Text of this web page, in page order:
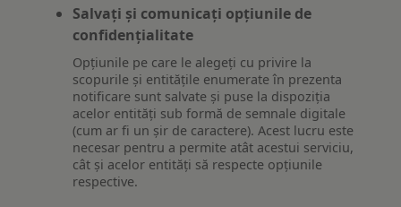
Salvați și comunicați opțiunile de
confidențialitate
Opțiunile pe care le alegeți cu privire la
scopurile și entitățile enumerate în prezenta
notificare sunt salvate și puse la dispoziția
acelor entități sub formă de semnale digitale
(cum ar fi un șir de caractere). Acest lucru este
necesar pentru a permite atât acestui serviciu,
cât și acelor entități să respecte opțiunile
respective.